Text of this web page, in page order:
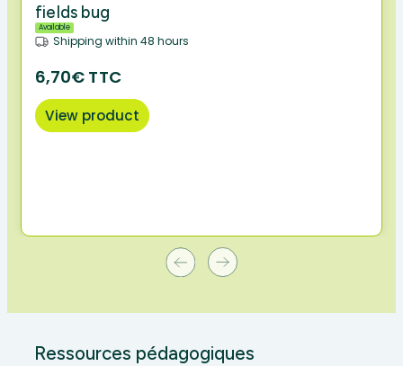
fields bug
Available
Shipping within 48 hours
6,70€ TTC
View product
Ressources pédagogiques